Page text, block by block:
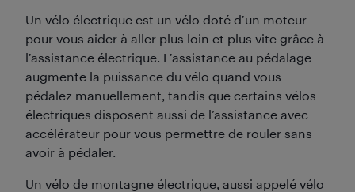
Un vélo électrique est un vélo doté d’un moteur
pour vous aider à aller plus loin et plus vite grâce à
l’assistance électrique. L’assistance au pédalage
augmente la puissance du vélo quand vous
pédalez manuellement, tandis que certains vélos
électriques disposent aussi de l’assistance avec
accélérateur pour vous permettre de rouler sans
avoir à pédaler.
Un vélo de montagne électrique, aussi appelé vélo